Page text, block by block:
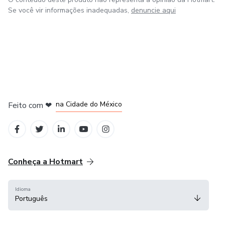
Se você vir informações inadequadas, denuncie aqui
Feito com ❤ na Cidade do México
Conheça a Hotmart
Idioma
Português